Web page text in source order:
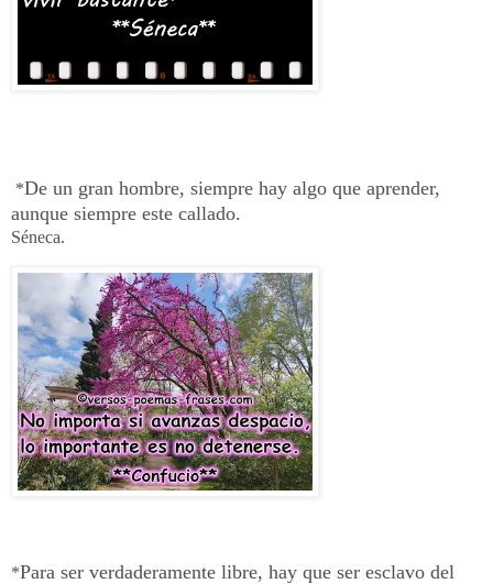
*De un gran hombre, siempre hay algo que aprender,
aunque siempre este callado.
Séneca.
*Para ser verdaderamente libre, hay que ser esclavo del